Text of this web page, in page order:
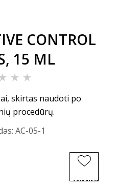
CONTROL
15 ML
skirtas naudoti po
procedūrų.
AC-05-1
ĮSIMINTI